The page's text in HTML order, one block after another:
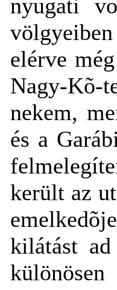
nyugati
elérve
Nagy-Kõ-
nekem,
és a
került az
kilátást